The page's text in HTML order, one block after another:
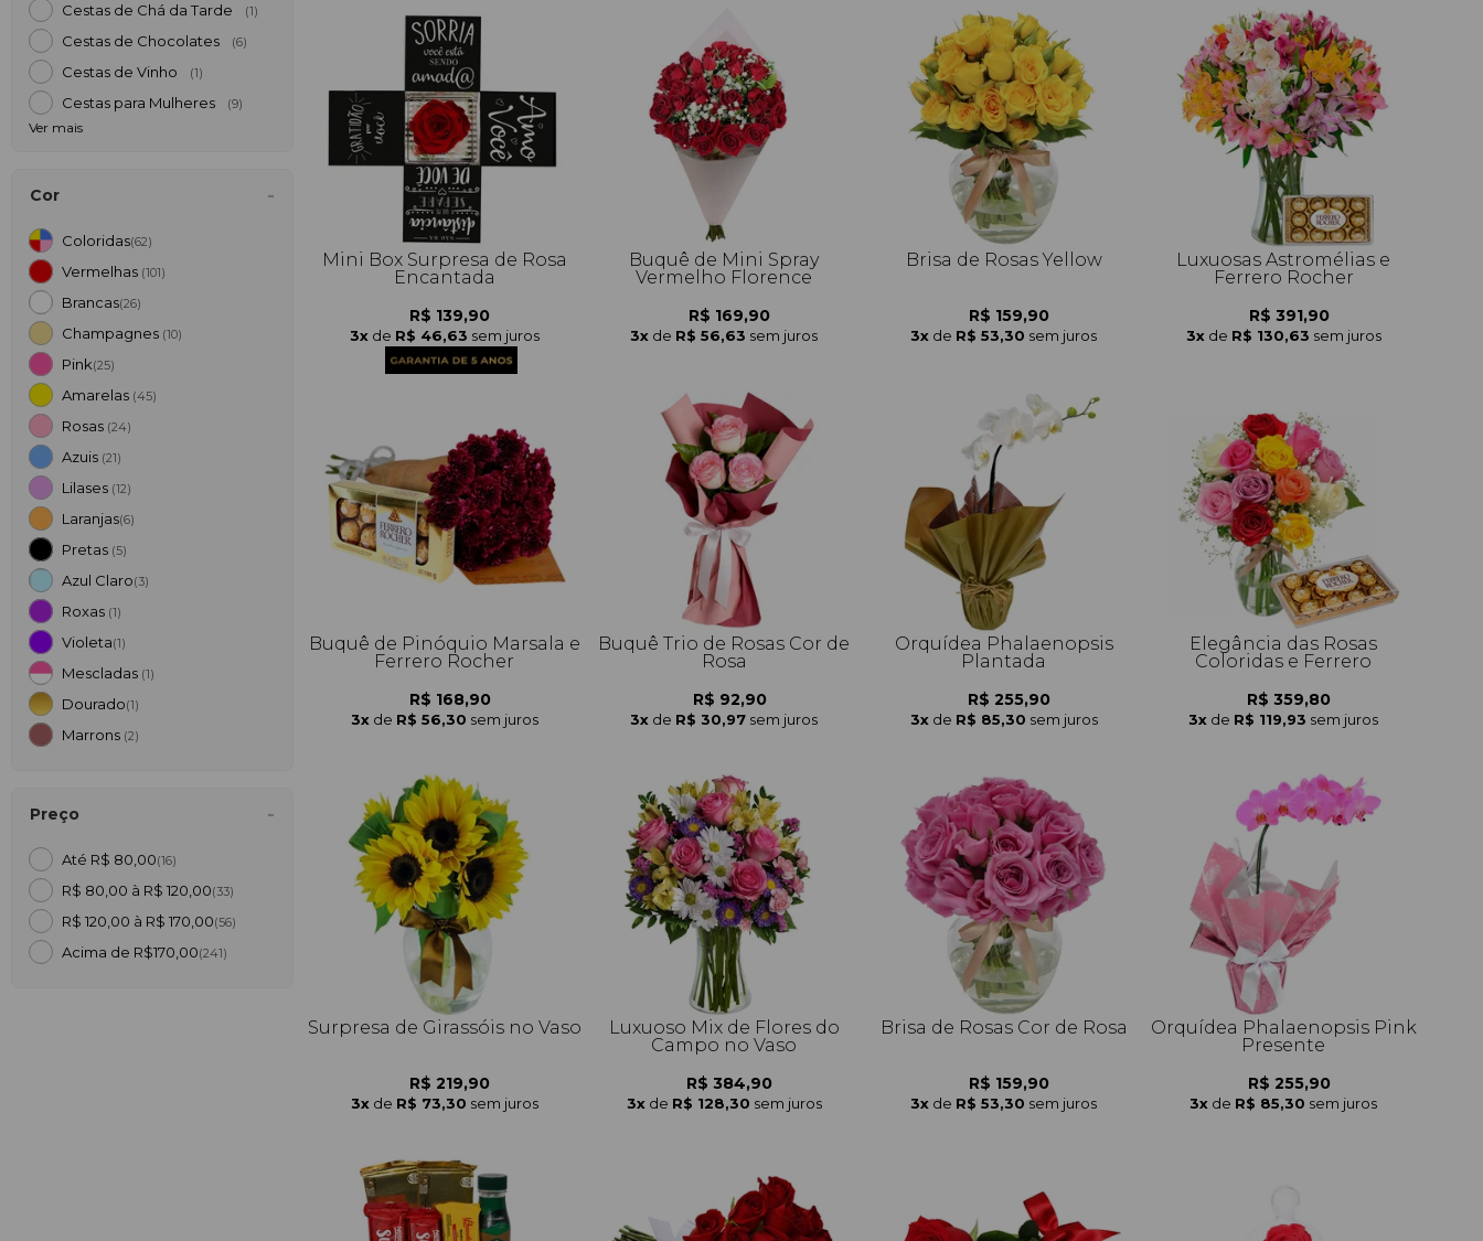
Cestas de Chá da Tarde (1)
Cestas de Chocolates (6)
Cestas de Vinho (1)
Cestas para Mulheres (9)
Ver mais
Cor
Coloridas(62)
Vermelhas (101)
Brancas(26)
Champagnes (10)
Pink(25)
Amarelas (45)
Rosas (24)
Azuis (21)
Lilases (12)
Laranjas(6)
Pretas (5)
Azul Claro(3)
Roxas (1)
Violeta(1)
Mescladas (1)
Dourado(1)
Marrons (2)
Preço
Até R$ 80,00(16)
R$ 80,00 à R$ 120,00(33)
R$ 120,00 à R$ 170,00(56)
Acima de R$170,00(241)
Mini Box Surpresa de Rosa
Encantada
R$ 139,90
3x de R$ 46,63 sem juros
Buquê de Mini Spray
Vermelho Florence
R$ 169,90
3x de R$ 56,63 sem juros
Brisa de Rosas Yellow
R$ 159,90
3x de R$ 53,30 sem juros
Luxuosas Astromélias e
Ferrero Rocher
R$ 391,90
3x de R$ 130,63 sem juros
Buquê de Pinóquio Marsala e
Ferrero Rocher
R$ 168,90
3x de R$ 56,30 sem juros
Buquê Trio de Rosas Cor de
Rosa
R$ 92,90
3x de R$ 30,97 sem juros
Orquídea Phalaenopsis
Plantada
R$ 255,90
3x de R$ 85,30 sem juros
Elegância das Rosas
Coloridas e Ferrero
R$ 359,80
3x de R$ 119,93 sem juros
Surpresa de Girassóis no Vaso
R$ 219,90
3x de R$ 73,30 sem juros
Luxuoso Mix de Flores do
Campo no Vaso
R$ 384,90
3x de R$ 128,30 sem juros
Brisa de Rosas Cor de Rosa
R$ 159,90
3x de R$ 53,30 sem juros
Orquídea Phalaenopsis Pink
Presente
R$ 255,90
3x de R$ 85,30 sem juros